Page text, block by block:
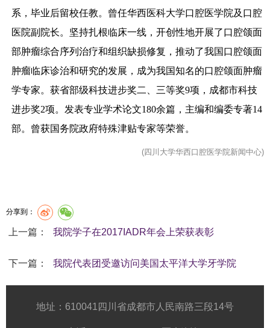
系，毕业后留校任教。曾任华西医科大学口腔医学院及口腔
医院副院长。坚持扎根临床一线，开创性地开展了口腔颌面
部肿瘤综合序列治疗和组织缺损修复，推动了我国口腔颌面
肿瘤临床诊治和研究的发展，成为我国知名的口腔颌面肿瘤
学专家。获省部级科技进步奖二、三等奖9项，成都市科技
进步奖2项。发表专业学术论文180余篇，主编和编委专著14
部。曾获国务院政府特殊津贴专家等荣誉。
(四川大学华西口腔医学院新闻中心)
分享到：
上一篇： 我院学子在2017IADR年会上荣获表彰
下一篇： 我院代表团受邀访问美国太平洋大学牙学院
地址：610041四川省成都市人民南路三段14号